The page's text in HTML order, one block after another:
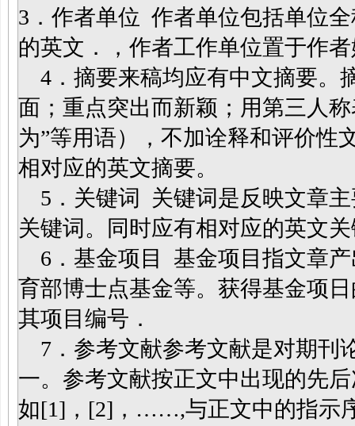
3．作者单位 作者单位包括单位
的英文．，作者工作单位置于作
4．摘要来稿均应有中文摘要。
面；重点突出而新颖；用第三人
为”等用语），不加诠释和评价性
相对应的英文摘要。
5．关键词 关键词是反映文章主
关键词。同时应有相对应的英文
6．基金项目 基金项目指文章
育部博士点基金等。获得基金项
其项目编号．
7．参考文献参考文献是对期刊
一。参考文献按正文中出现的先
如[1]，[2]，……,与正文中的指示